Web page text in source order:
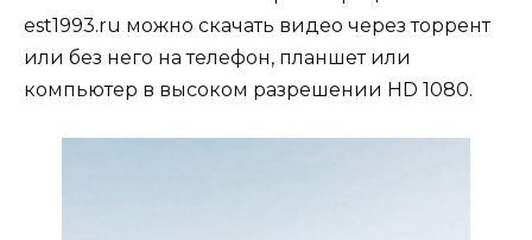
est1993.ru можно скачать видео через торрент
или без него на телефон, планшет или
компьютер в высоком разрешении HD 1080.